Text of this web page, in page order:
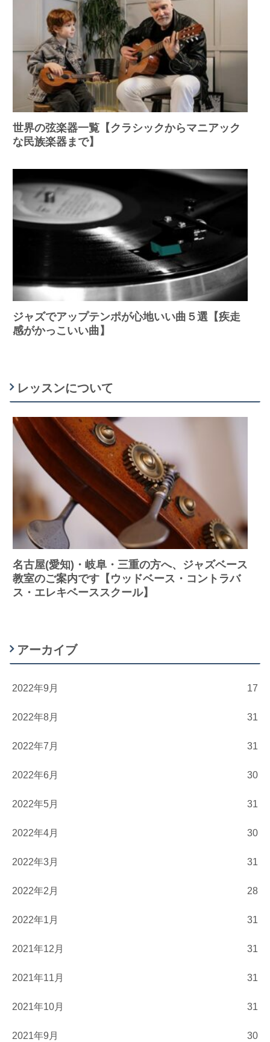
世界の弦楽器一覧【クラシックからマニアック
な民族楽器まで】
ジャズでアップテンポが心地いい曲５選【疾走
感がかっこいい曲】
レッスンについて
名古屋(愛知)・岐阜・三重の方へ、ジャズベース
教室のご案内です【ウッドベース・コントラバ
ス・エレキベーススクール】
アーカイブ
2022年9月 17
2022年8月 31
2022年7月 31
2022年6月 30
2022年5月 31
2022年4月 30
2022年3月 31
2022年2月 28
2022年1月 31
2021年12月 31
2021年11月 31
2021年10月 31
2021年9月 30